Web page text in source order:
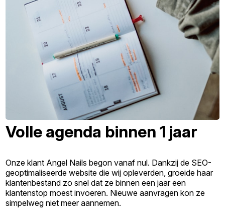
Volle agenda binnen 1 jaar
Onze klant Angel Nails begon vanaf nul. Dankzij de SEO-
geoptimaliseerde website die wij opleverden, groeide haar
klantenbestand zo snel dat ze binnen een jaar een
klantenstop moest invoeren. Nieuwe aanvragen kon ze
simpelweg niet meer aannemen.